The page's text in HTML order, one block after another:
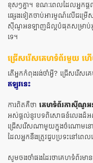
ខុសៗគ្នា។ ខណៈពេលដែលអ្នកផ្
ផ្សេងទៀតចាប់អារម្មណ៍លើជម្រ
ស៊ីណូអនឡាញដ៏ល្អបំផុតសម្រាប់អ្នក
ទេ។
ជ្រើសរើសគេហទំព័រមួយ ហើ
តើ​អ្នក​កំពុង​រង់ចាំ​អ្វី? ជ្រើសរើ
ឥឡូវនេះ
ការពិតគឺថា គេហទំព័រកាស៊ីណូអ
អស់ផ្តល់នូវបទពិសោធន៍លេងដ៏អស្
ជ្រើសរើសណាមួយក្នុងចំណោមនោ
ដែលអ្នកនឹងត្រូវជួបប្រទះនៅពេ
សូមចងចាំផងដែរថាគេហទំព័រមាន